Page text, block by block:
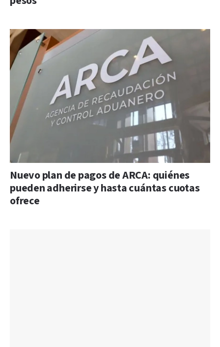
Nuevo plan de pagos de ARCA: quiénes
pueden adherirse y hasta cuántas cuotas
ofrece